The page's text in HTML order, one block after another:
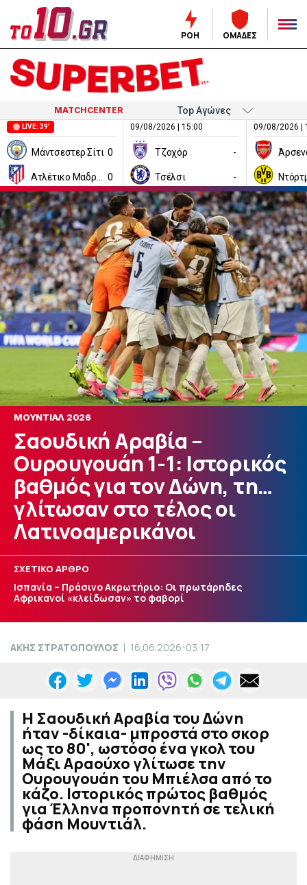
ΡΟΗ ΟΜΑΔΕΣ
MATCHCENTER
LIVE: 39'
Μάντσεστερ Σίτι 0
0
09/08/2026 | 15:00
Τζοχόρ -
Τσέλσι -
09/08/2026 |
ΜΟΥΝΤΙΑΛ 2026
Σαουδική Αραβία –
Ουρουγουάη 1-1: Ιστορικός
βαθμός για τον Δώνη, τη…
γλίτωσαν στο τέλος οι
Λατινοαμερικάνοι
ΣΧΕΤΙΚΟ ΑΡΘΡΟ
Ισπανία – Πράσινο Ακρωτήριο: Οι πρωτάρηδες
Αφρικανοί «κλείδωσαν» το φαβορί
ΑΚΗΣ ΣΤΡΑΤΟΠΟΥΛΟΣ 16.06.2026-03:17
Η Σαουδική Αραβία του Δώνη
ήταν -δίκαια- μπροστά στο σκορ
ως το 80', ωστόσο ένα γκολ του
Μάξι Αραούχο γλίτωσε την
Ουρουγουάη του Μπιέλσα από το
κάζο. Ιστορικός πρώτος βαθμός
για Έλληνα προπονητή σε τελική
φάση Μουντιάλ.